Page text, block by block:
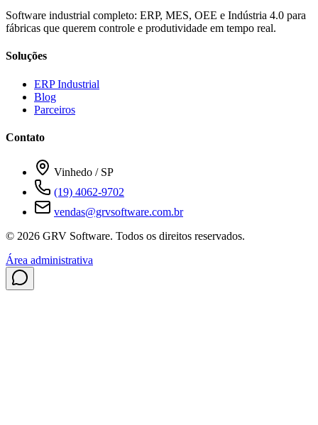
Software industrial completo: ERP, MES, OEE e Indústria 4.0 para
fábricas que querem controle e produtividade em tempo real.
Soluções
ERP Industrial
Blog
Parceiros
Contato
Vinhedo / SP
(19) 4062-9702
vendas@grvsoftware.com.br
© 2026 GRV Software. Todos os direitos reservados.
Área administrativa